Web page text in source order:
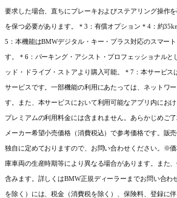
要求した場合、直ちにブレーキおよびステアリング操作
を保つ必要があります。＊3：有償オプション＊4：約
5：本機能はBMWデジタル・キー・プラス対応のスマー
す。＊6：パーキング・アシスト・プロフェッショナルと
ッド・ドライブ・ストアより購入可能。＊7：本サービス
サービスです。一部機能の利用にあたっては、ネットワ
す。また、本サービスにおいて利用可能なアプリ内にお
プレミアムの利用料金には含まれません。あらかじめご
メーカー希望小売価格（消費税込）で参考価格です。販
独自に定めておりますので、お問い合わせください。※
庫車両の生産時期等により異なる場合があります。また
含みます。詳しくはBMW正規ディーラーまでお問い合
を除く）には、税金（消費税を除く）、保険料、登録に